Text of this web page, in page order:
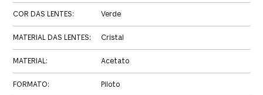
COR DAS LENTES: Verde
MATERIAL DAS LENTES: Cristal
MATERIAL: Acetato
FORMATO: Piloto